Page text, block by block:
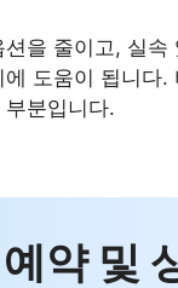
션을 줄이고, 실속
도움이 됩니다.
분입니다.
약 및